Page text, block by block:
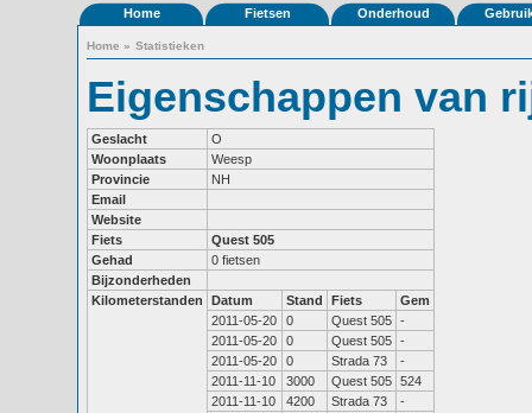
Home Fietsen Onderhoud
Home » Statistieken
Eigenschappen van
Geslacht
O
Woonplaats
Weesp
Provincie
NH
Email
Website
Fiets
Quest 505
Gehad
0 fietsen
Bijzonderheden
Kilometerstanden
Datum Stand Fiets
Gem
2011-05-20
0 Quest 505 -
2011-05-20
0 Quest 505 -
2011-05-20
0 Strada 73
-
2011-11-10
3000 Quest 505 524
2011-11-10
4200 Strada 73
-